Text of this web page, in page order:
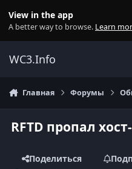
View in the app
A better way to browse. Learn
WC3.Info
Главная Форумы
RFTD пропал
Поделиться